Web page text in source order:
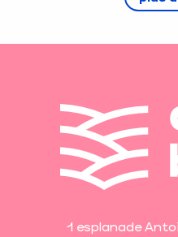
1 esplanade